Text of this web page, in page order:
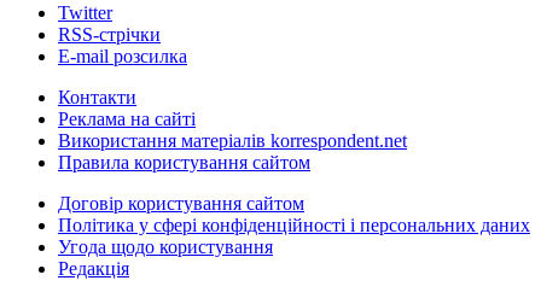
Twitter
RSS-стрічки
E-mail розсилка
Контакти
Реклама на сайті
Використання матеріалів korrespondent.net
Правила користування сайтом
Договір користування сайтом
Політика у сфері конфіденційності і персональних даних
Угода щодо користування
Редакція